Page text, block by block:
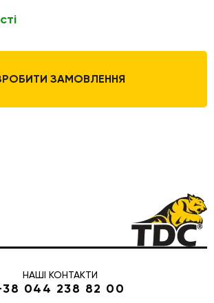
ЗАМОВЛЕННЯ
НАШІ КОНТАКТИ
044 238 82 00